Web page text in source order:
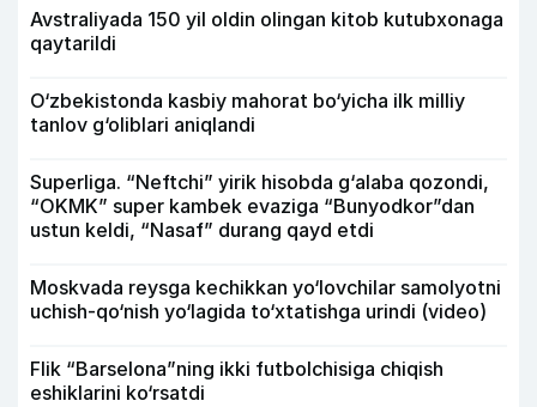
Avstraliyada 150 yil oldin olingan kitob kutubxonaga
qaytarildi
O‘zbekistonda kasbiy mahorat bo‘yicha ilk milliy
tanlov g‘oliblari aniqlandi
Superliga. “Neftchi” yirik hisobda g‘alaba qozondi,
“OKMK” super kambek evaziga “Bunyodkor”dan
ustun keldi, “Nasaf” durang qayd etdi
Moskvada reysga kechikkan yo‘lovchilar samolyotni
uchish-qo‘nish yo‘lagida to‘xtatishga urindi (video)
Flik “Barselona”ning ikki futbolchisiga chiqish
eshiklarini ko‘rsatdi